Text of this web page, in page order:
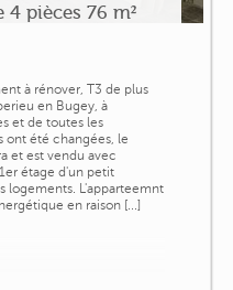
pièces 76 m²
à rénover, T3 de plus
en Bugey, à
et de toutes les
ont été changées, le
et est vendu avec
étage d'un petit
logements. L'apparteemnt
en raison [...]